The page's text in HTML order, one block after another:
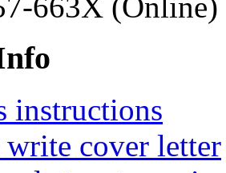
instructions
cover letter